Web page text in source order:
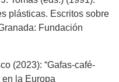
plásticas. Escritos sobre
Fundación
(2023): “Gafas-café-
la Europa